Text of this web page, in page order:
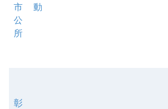
市
公
所
動
彰